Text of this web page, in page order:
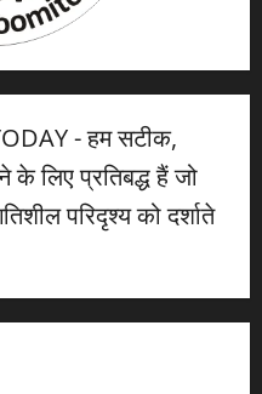
- हम सटीक,
के लिए प्रतिबद्ध हैं जो
परिदृश्य को दर्शाते